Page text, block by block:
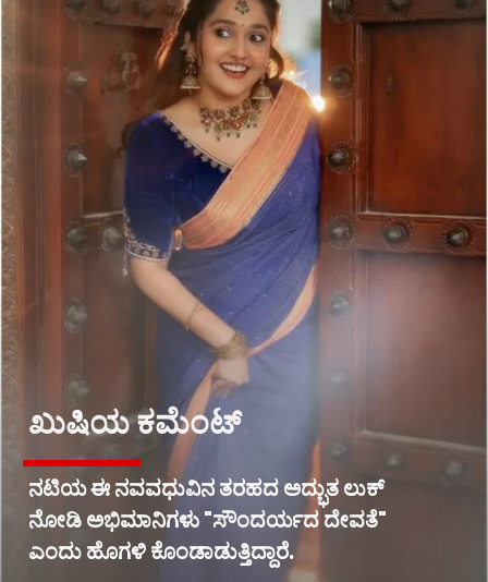
ಖುಷಿಯ ಕಮೆಂಟ್
ನಟಿಯ ಈ ನವವಧುವಿನ ತರಹದ ಅದ್ಭುತ ಲುಕ್
ನೋಡಿ ಅಭಿಮಾನಿಗಳು "ಸೌಂದರ್ಯದ ದೇವತೆ"
ಎಂದು ಹೊಗಳಿ ಕೊಂಡಾಡುತ್ತಿದ್ದಾರೆ.